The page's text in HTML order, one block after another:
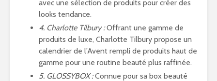
avec une sélection de produits pour créer des
looks tendance.
4. Charlotte Tilbury :Offrant une gamme de
produits de luxe, Charlotte Tilbury propose un
calendrier de l’Avent rempli de produits haut de
gamme pour une routine beauté plus raffinée.
5. GLOSSYBOX :Connue pour sa box beauté